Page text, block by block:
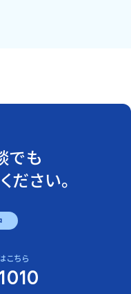
でも
ださい。
こちら